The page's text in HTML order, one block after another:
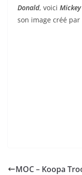
Donald, voici Mickey
son image créé par
MOC – Koopa